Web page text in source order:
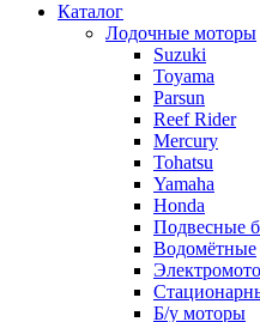
Каталог
Лодочные моторы
Suzuki
Toyama
Parsun
Reef Rider
Mercury
Tohatsu
Yamaha
Honda
Подвесные
Водомётные
Б/у моторы